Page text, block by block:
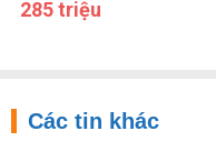
285 triệu
Các tin khác